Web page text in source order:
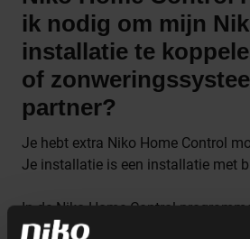
ik nodig om mijn
installatie te
of
partner?
Je hebt extra Niko Home Control
Je installatie is een installatie met
In de Niko Home Control
partnersysteem en koppel je het